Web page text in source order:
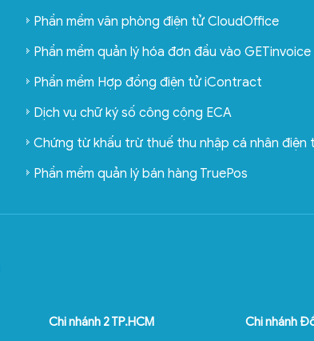
Phần mềm văn phòng điện tử CloudOffice
Phần mềm quản lý hóa đơn đầu vào GETinvoice
Phần mềm Hợp đồng điện tử iContract
Dịch vụ chữ ký số công cộng ECA
Chứng từ khấu trừ thuế thu nhập cá nhân điện
Phần mềm quản lý bán hàng TruePos
Chi nhánh 2 TP.HCM Chi nhánh